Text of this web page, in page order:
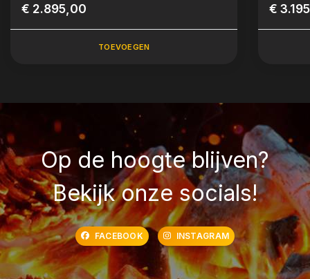
€ 2.895,00
TOEVOEGEN
€
Op de hoogte blijven?
Bekijk onze socials!
FACEBOOK INSTAGRAM